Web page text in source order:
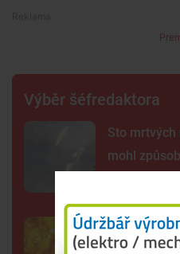
Výběr šéfredaktora
Sto mrtvých
mohl
Tak